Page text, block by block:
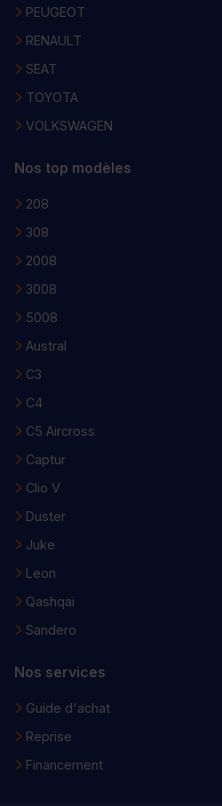
PEUGEOT
RENAULT
SEAT
TOYOTA
VOLKSWAGEN
Nos top modèles
208
308
2008
3008
5008
Austral
C3
C4
C5 Aircross
Captur
Clio V
Duster
Juke
Leon
Qashqai
Sandero
Nos services
Guide d'achat
Reprise
Financement